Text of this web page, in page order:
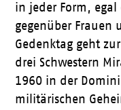
in jeder Form, egal
gegenüber Frauen
Gedenktag geht
drei Schwestern
1960 in der
militärischen